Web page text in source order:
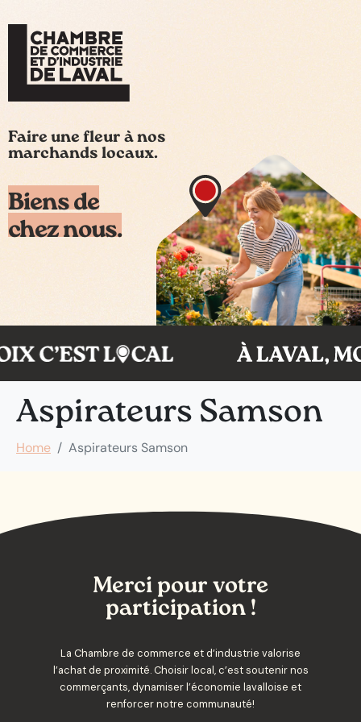
Faire une fleur à nos
marchands locaux.
Biens de
chez nous.
Aspirateurs Samson
Home Aspirateurs Samson
Merci pour votre
participation !
La Chambre de commerce et d’industrie valorise
l’achat de proximité. Choisir local, c’est soutenir nos
commerçants, dynamiser l’économie lavalloise et
renforcer notre communauté!